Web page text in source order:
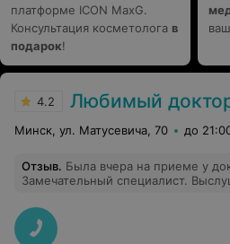
платформе ICON MaxG.
Консультация косметолога в
подарок!
4.2 Любимый
Минск, ул. Матусевича, 70 до
Отзыв. Была вчера на приеме у
Замечательный специалист.
нашли общий контакт, очень
располагает к себе с первых
Рекомендую)